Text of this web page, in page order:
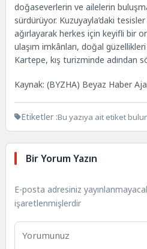
doğaseverlerin ve ailelerin
sürdürüyor. Kuzuyayla’daki
ağırlayarak herkes için keyifli bir
ulaşım imkânları, doğal
Kartepe, kış turizminde adından
Kaynak: (BYZHA) Beyaz Haber
Etiketler :Bu yazıya ait etiket
Bir Yorum Yazın
E-posta adresiniz
işaretlenmişlerdir